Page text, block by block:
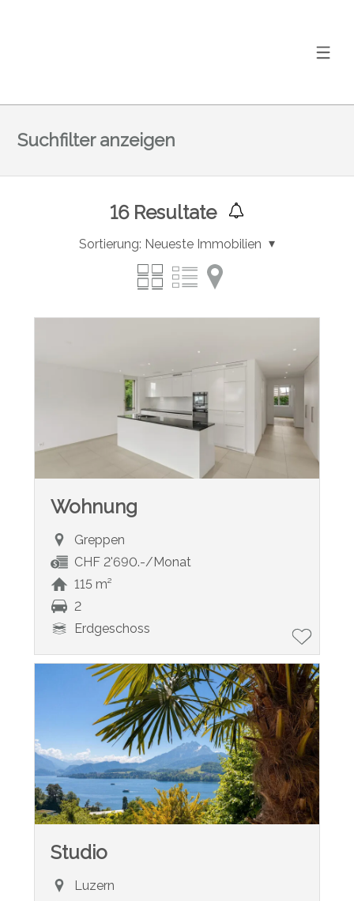
Suchfilter anzeigen
16Resultate
Sortierung: Neueste Immobilien
Wohnung
Greppen
CHF 2'690.-/Monat
115 m²
2
Erdgeschoss
Studio
Luzern